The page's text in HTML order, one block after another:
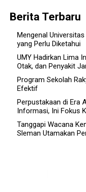
Berita Terbaru
Mengenal
yang Perlu Diketahui
UMY Hadirkan Lima
Otak, dan Penyakit
Program Sekolah
Efektif
Perpustakaan di Era
Informasi, Ini Fokus
Tanggapi Wacana
Sleman Utamakan